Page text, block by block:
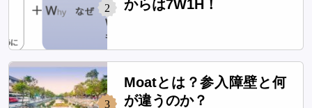
2
からは7W1H！
3
Moatとは？参入障壁と何
が違うのか？